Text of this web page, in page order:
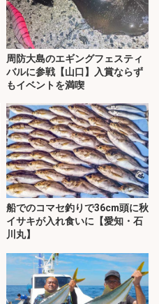
周防大島のエギングフェスティ
バルに参戦【山口】入賞ならず
もイベントを満喫
船でのコマセ釣りで36cm頭に秋
イサキが入れ食いに【愛知・石
川丸】